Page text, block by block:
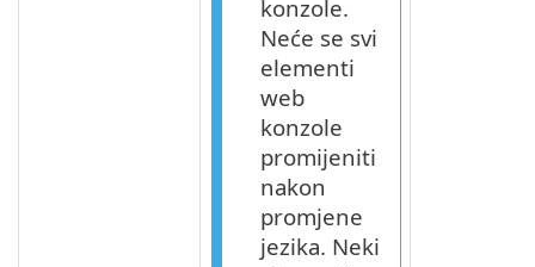
konzole.
Neće se svi
elementi
web
konzole
promijeniti
nakon
promjene
jezika. Neki